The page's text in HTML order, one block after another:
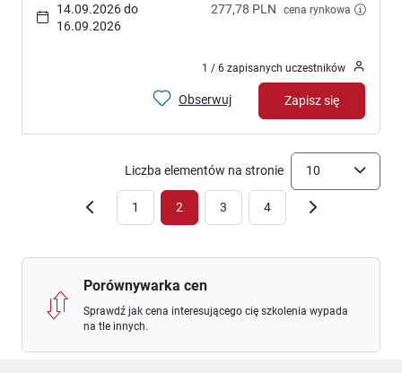
277,78 PLN cena rynkowa
14.09.2026 do
16.09.2026
1 / 6 zapisanych uczestników
Obserwuj Zapisz się
1 2 3 4
Liczba elementów na stronie 10
Porównywarka cen
Sprawdź jak cena interesującego cię szkolenia wypada
na tle innych.